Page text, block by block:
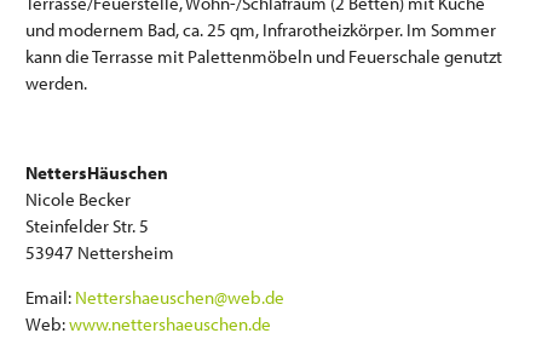
und modernem Bad, ca. 25 qm, Infrarotheizkörper. Im Sommer
kann die Terrasse mit Palettenmöbeln und Feuerschale genutzt
werden.
NettersHäuschen
Nicole Becker
Steinfelder Str. 5
53947 Nettersheim
Email: Nettershaeuschen@web.de
Web:www.nettershaeuschen.de